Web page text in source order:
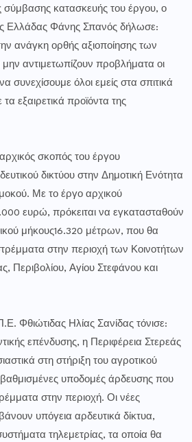
κατασκευής του έργου, ο
Ελλάδας Φάνης Σπανός δήλωσε:
ανάγκη ορθής αξιοποίησης των
αντιμετωπίζουν προβλήματα οι
συνεχίσουμε όλοι εμείς στα σπιτικά
εξαιρετικά προϊόντα της
σκοπός του έργου
δικτύου στην Δημοτική Ενότητα
Με το έργο αρχικού
ευρώ, πρόκειται να εγκατασταθούν
μήκους16.320 μέτρων, που θα
στην περιοχή των Κοινοτήτων
Περιβολίου, Αγίου Στεφάνου και
Φθιώτιδας Ηλίας Σανίδας τόνισε:
επένδυσης, η Περιφέρεια Στερεάς
στη στήριξη του αγροτικού
υποδομές άρδευσης που
στην περιοχή. Οι νέες
υπόγεια αρδευτικά δίκτυα,
τηλεμετρίας, τα οποία θα